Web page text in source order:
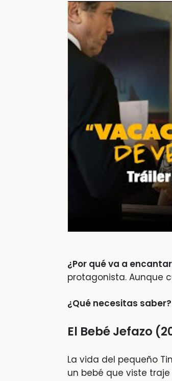
¿Por qué va a
protagonista. Aunque
¿Qué necesitas saber?
El Bebé Jefazo
La vida del pequeño
un bebé que viste